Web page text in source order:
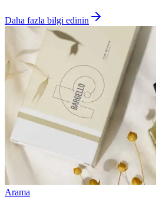
Daha fazla bilgi edinin
Arama